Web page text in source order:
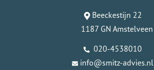
Beeckestijn 22
1187 GN Amstelveen
020-4538010
info@smitz-advies.nl